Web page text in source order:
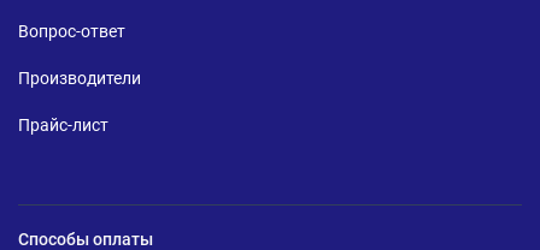
Вопрос-ответ
Производители
Прайс-лист
Способы оплаты